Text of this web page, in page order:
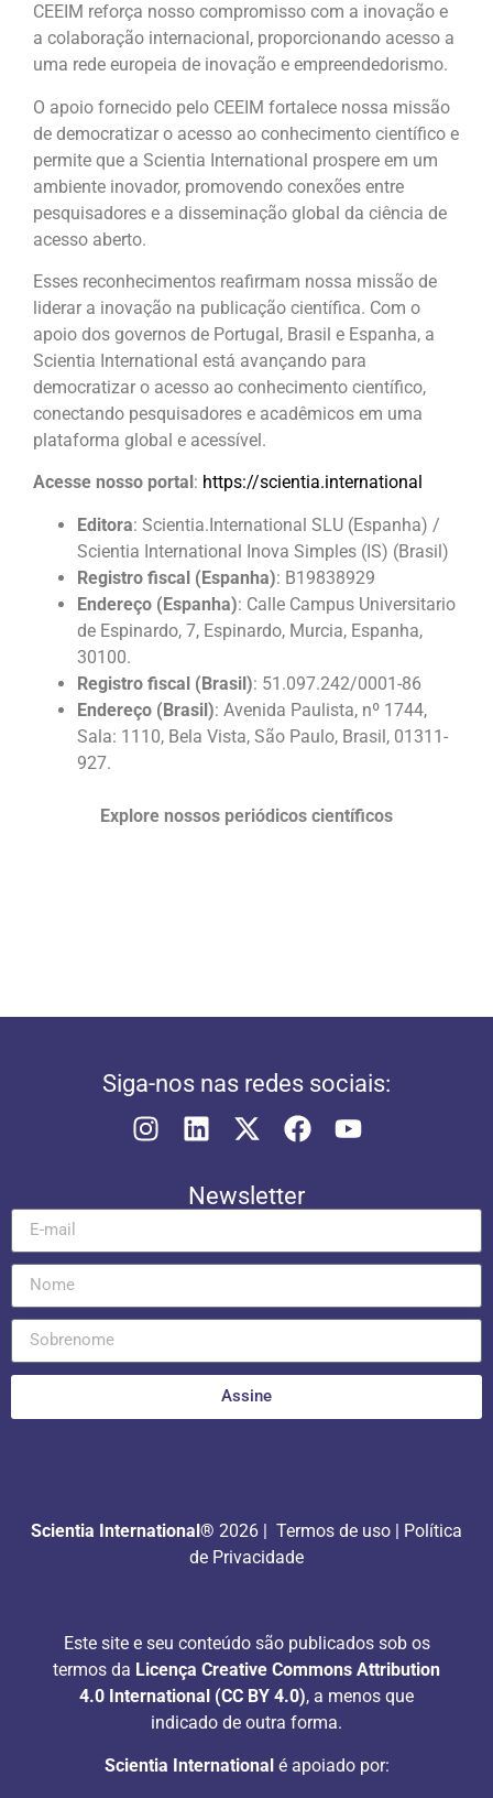
CEEIM reforça nosso compromisso com a inovação e
a colaboração internacional, proporcionando acesso a
uma rede europeia de inovação e empreendedorismo.
O apoio fornecido pelo CEEIM fortalece nossa missão
de democratizar o acesso ao conhecimento científico e
permite que a Scientia International prospere em um
ambiente inovador, promovendo conexões entre
pesquisadores e a disseminação global da ciência de
acesso aberto.
Esses reconhecimentos reafirmam nossa missão de
liderar a inovação na publicação científica. Com o
apoio dos governos de Portugal, Brasil e Espanha, a
Scientia International está avançando para
democratizar o acesso ao conhecimento científico,
conectando pesquisadores e acadêmicos em uma
plataforma global e acessível.
Acesse nosso portal : https://scientia.international
Editora: Scientia.International SLU (Espanha) /
Scientia International Inova Simples (IS) (Brasil)
Registro fiscal (Espanha): B19838929
Endereço (Espanha): Calle Campus Universitario
de Espinardo, 7, Espinardo, Murcia, Espanha,
30100.
Registro fiscal (Brasil): 51.097.242/0001-86
Endereço (Brasil): Avenida Paulista, nº 1744,
Sala: 1110, Bela Vista, São Paulo, Brasil, 01311-
927.
Explore nossos periódicos científicos
Siga-nos nas redes sociais:
Newsletter
Assine
Scientia International® 2026 | Termos de uso | Política
de Privacidade
Este site e seu conteúdo são publicados sob os
termos da Licença Creative Commons Attribution
4.0 International (CC BY 4.0), a menos que
indicado de outra forma.
Scientia Internationalé apoiado por: